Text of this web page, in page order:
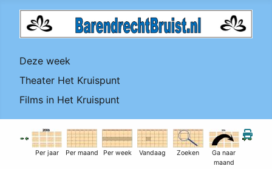
Deze week
Theater Het Kruispunt
Films in Het Kruispunt
Per jaar Per maand Per week Vandaag Zoeken
Ga naar
maand